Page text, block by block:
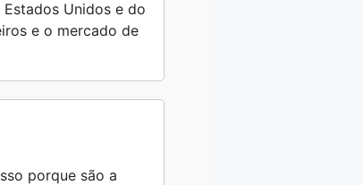
Unidos e do
e o mercado de
porque são a